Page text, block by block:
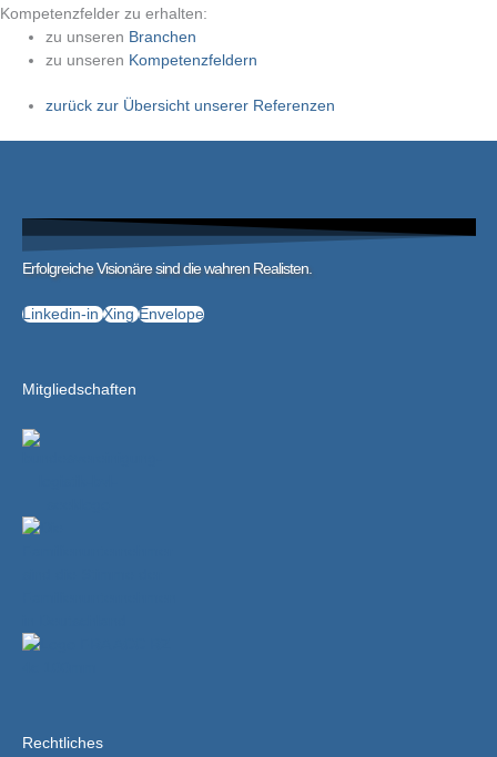
Kompetenzfelder zu erhalten:
zu unseren Branchen
zu unseren Kompetenzfeldern
zurück zur Übersicht unserer Referenzen
Erfolgreiche Visionäre sind die wahren Realisten.
Linkedin-in Xing Envelope
Mitgliedschaften
Rechtliches